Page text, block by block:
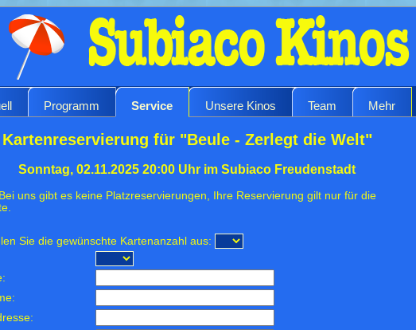
Programm Service Unsere Kinos Team Mehr
Kartenreservierung für "Beule - Zerlegt die Welt"
Sonntag, 02.11.2025 20:00 Uhr im Subiaco Freudenstadt
uns gibt es keine Platzreservierungen, Ihre Reservierung gilt nur für die
Sie die gewünschte Kartenanzahl aus: